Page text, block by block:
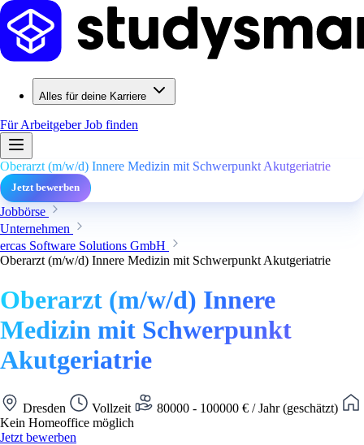
Alles für deine Karriere
Für ArbeitgeberJob finden
Oberarzt (m/w/d) Innere Medizin mit Schwerpunkt Akutgeriatrie
Jetzt bewerben
Jobbörse
Unternehmen
ercas Software Solutions GmbH
Oberarzt (m/w/d) Innere Medizin mit Schwerpunkt Akutgeriatrie
Oberarzt (m/w/d) Innere
Medizin mit Schwerpunkt
Akutgeriatrie
Dresden Vollzeit
80000 - 100000 € / Jahr (geschätzt)
Kein Homeoffice möglich
Jetzt bewerben